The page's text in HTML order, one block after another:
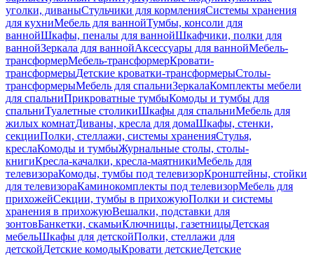
уголки, диваныСтульчики для кормленияСистемы хранения
для кухниМебель для ваннойТумбы, консоли для
ваннойШкафы, пеналы для ваннойШкафчики, полки для
ваннойЗеркала для ваннойАксессуары для ваннойМебель-
трансформерМебель-трансформерКровати-
трансформерыДетские кроватки-трансформерыСтолы-
трансформерыМебель для спальниЗеркалаКомплекты мебели
для спальниПрикроватные тумбыКомоды и тумбы для
спальниТуалетные столикиШкафы для спальниМебель для
жилых комнатДиваны, кресла для домаШкафы, стенки,
секцииПолки, стеллажи, системы храненияСтулья,
креслаКомоды и тумбыЖурнальные столы, столы-
книгиКресла-качалки, кресла-маятникиМебель для
телевизораКомоды, тумбы под телевизорКронштейны, стойки
для телевизораКаминокомплекты под телевизорМебель для
прихожейСекции, тумбы в прихожуюПолки и системы
хранения в прихожуюВешалки, подставки для
зонтовБанкетки, скамьиКлючницы, газетницыДетская
мебельШкафы для детскойПолки, стеллажи для
детскойДетские комодыКровати детскиеДетские